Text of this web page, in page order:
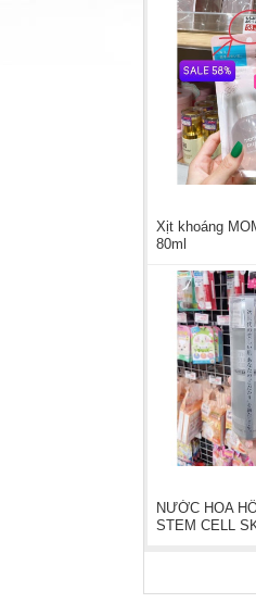
Xịt khoáng
80ml
NƯỚC HOA
STEM CELL